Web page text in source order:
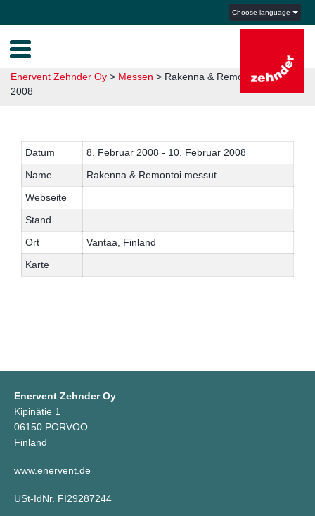
Choose language
Enervent Zehnder Oy > Messen > Rakenna & Remontoi messut
2008
Datum
8. Februar 2008 - 10. Februar 2008
Name
Rakenna & Remontoi messut
Webseite
Stand
Ort
Vantaa, Finland
Karte
Enervent Zehnder Oy
Kipinätie 1
06150 PORVOO
Finland
www.enervent.de
USt-IdNr. FI29287244